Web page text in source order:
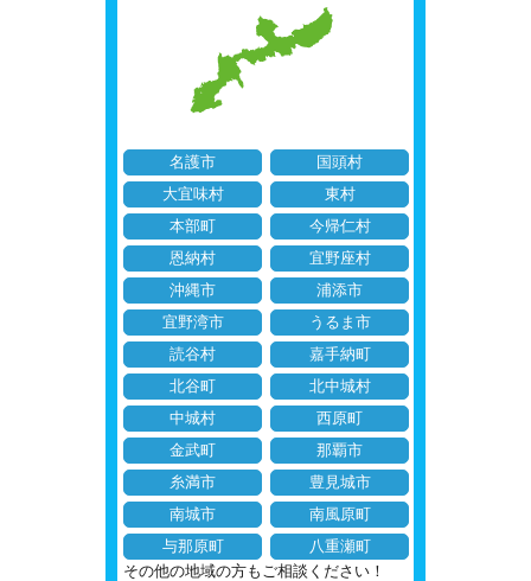
名護市
国頭村
大宜味村
東村
本部町
今帰仁村
恩納村
宜野座村
沖縄市
浦添市
宜野湾市
うるま市
読谷村
嘉手納町
北谷町
北中城村
中城村
西原町
金武町
那覇市
糸満市
豊見城市
南城市
南風原町
与那原町
八重瀬町
その他の地域の方もご相談ください！